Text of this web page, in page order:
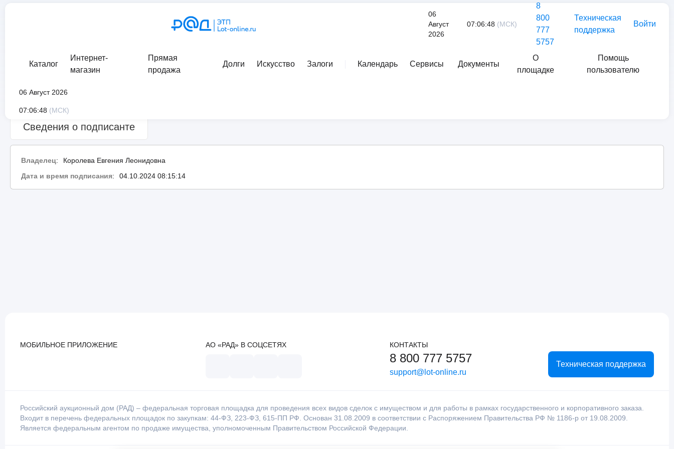
06
Август
2026
07:06:48 (МСК)
8
800
777
5757
Техническая
поддержка
Войти
Каталог
Интернет-
магазин
Прямая
продажа
Долги Искусство Залоги Календарь Сервисы Документы
О
площадке
Помощь
пользователю
06 Август 2026
07:06:48 (МСК)
Сведения о подписанте
Владелец:
Королева Евгения Леонидовна
Дата и время подписания: 04.10.2024 08:15:14
МОБИЛЬНОЕ ПРИЛОЖЕНИЕ АО «РАД» В СОЦСЕТЯХ КОНТАКТЫ
8 800 777 5757
support@lot-online.ru
Техническая поддержка
Российский аукционный дом (РАД) – федеральная торговая площадка для проведения всех видов сделок с имуществом и для работы в рамках государственного и корпоративного заказа.
Входит в перечень федеральных площадок по закупкам: 44-ФЗ, 223-ФЗ, 615-ПП РФ. Основан 31.08.2009 в соответствии с Распоряжением Правительства РФ № 1186-р от 19.08.2009.
Является федеральным агентом по продаже имущества, уполномоченным Правительством Российской Федерации.